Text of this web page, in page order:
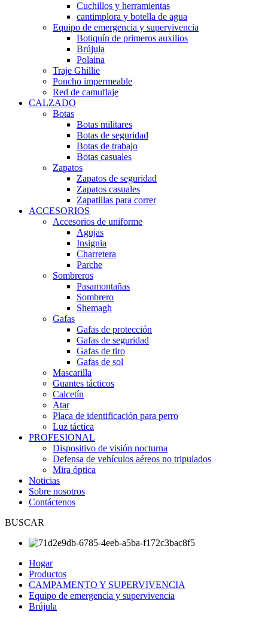
Cuchillos y herramientas
cantimplora y botella de agua
Equipo de emergencia y supervivencia
Botiquín de primeros auxilios
Brújula
Polaina
Traje Ghillie
Poncho impermeable
Red de camuflaje
CALZADO
Botas
Botas militares
Botas de seguridad
Botas de trabajo
Botas casuales
Zapatos
Zapatos de seguridad
Zapatos casuales
Zapatillas para correr
ACCESORIOS
Accesorios de uniforme
Agujas
Insignia
Charretera
Parche
Sombreros
Pasamontañas
Sombrero
Shemagh
Gafas
Gafas de protección
Gafas de seguridad
Gafas de tiro
Gafas de sol
Mascarilla
Guantes tácticos
Calcetín
Atar
Placa de identificación para perro
Luz táctica
PROFESIONAL
Dispositivo de visión nocturna
Defensa de vehículos aéreos no tripulados
Mira óptica
Noticias
Sobre nosotros
Contáctenos
BUSCAR
Hogar
Productos
CAMPAMENTO Y SUPERVIVENCIA
Equipo de emergencia y supervivencia
Brújula